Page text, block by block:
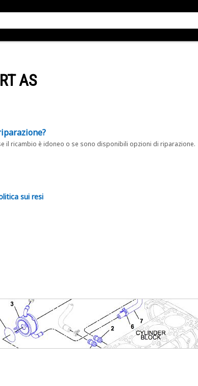
AS
il ricambio è idoneo o se sono disponibili opzioni di riparazione.
sui resi